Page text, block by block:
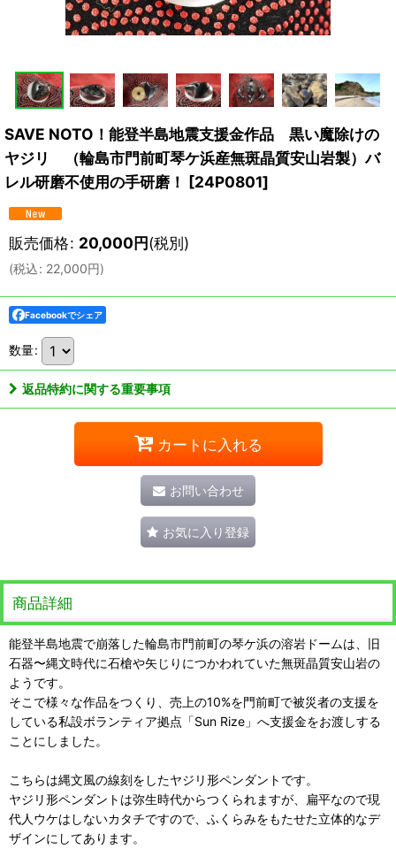
SAVE NOTO！能登半島地震支援金作品 黒い魔除けの
ヤジリ （輪島市門前町琴ケ浜産無斑晶質安山岩製）バ
レル研磨不使用の手研磨！
[24P0801]
販売価格: 20,000円(税別)
(税込: 22,000円)
Facebookでシェア
数量:
返品特約に関する重要事項
カートに入れる
お問い合わせ
お気に入り登録
商品詳細
能登半島地震で崩落した輪島市門前町の琴ケ浜の溶岩ドームは、旧
石器〜縄文時代に石槍や矢じりにつかわれていた無斑晶質安山岩の
ようです。
そこで様々な作品をつくり、売上の10%を門前町で被災者の支援を
している私設ボランティア拠点「Sun Rize」へ支援金をお渡しする
ことにしました。
こちらは縄文風の線刻をしたヤジリ形ペンダントです。
ヤジリ形ペンダントは弥生時代からつくられますが、扁平なので現
代人ウケはしないカタチですので、ふくらみをもたせた立体的なデ
ザインにしてあります。